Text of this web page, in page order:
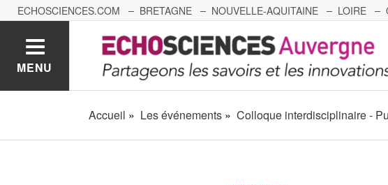
ECHOSCIENCES.COM BRETAGNE NOUVELLE-AQUITAINE LOIRE
GRENOBLE GRAND EST BOURGOGNE-FRANCHE-COMTÉ
MENU
Accueil Les événements Colloque interdisciplinaire -